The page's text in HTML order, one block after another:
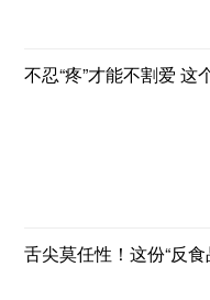
不忍“疼”才能不割爱 这
舌尖莫任性！这份“反